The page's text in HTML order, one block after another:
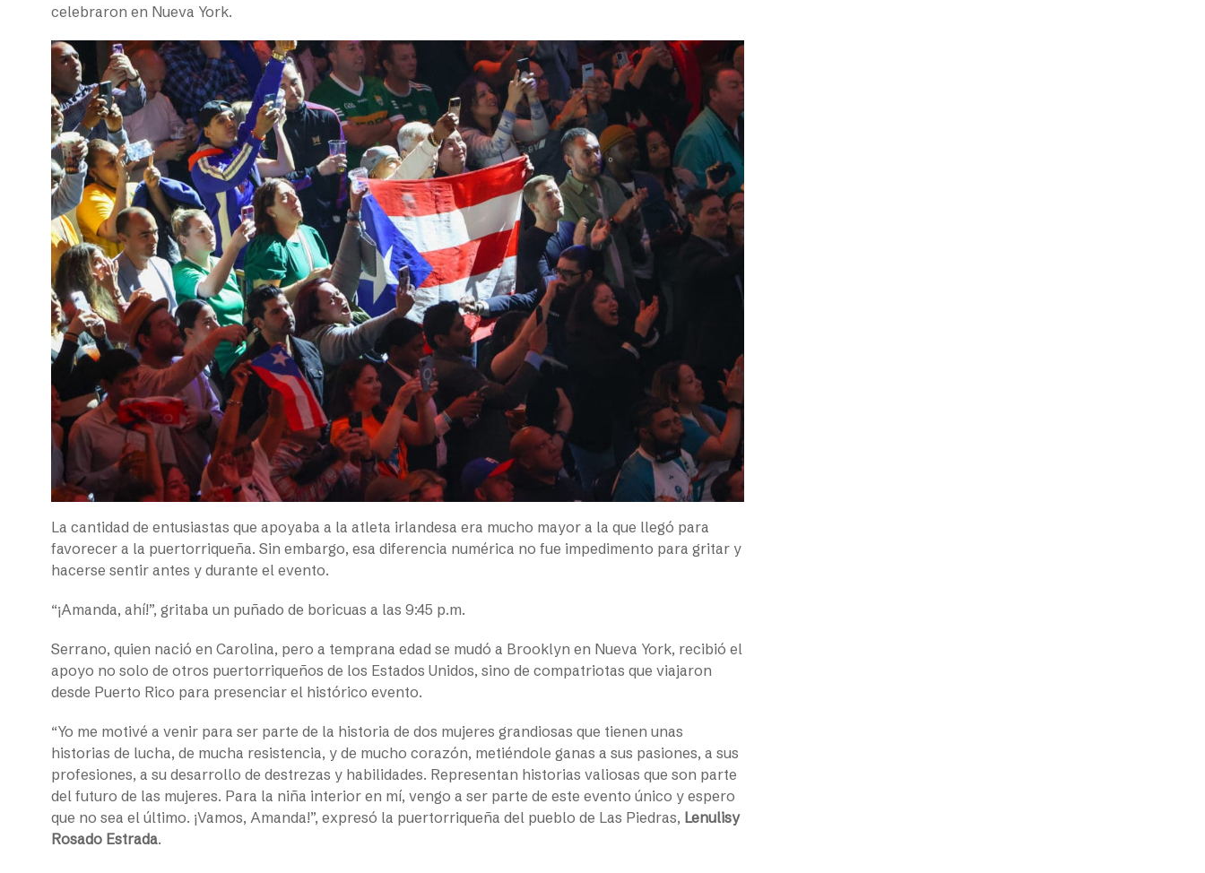
celebraron en Nueva York.
La cantidad de entusiastas que apoyaba a la atleta irlandesa era mucho mayor a la que llegó para
favorecer a la puertorriqueña. Sin embargo, esa diferencia numérica no fue impedimento para gritar y
hacerse sentir antes y durante el evento.
“¡Amanda, ahí!”, gritaba un puñado de boricuas a las 9:45 p.m.
Serrano, quien nació en Carolina, pero a temprana edad se mudó a Brooklyn en Nueva York, recibió el
apoyo no solo de otros puertorriqueños de los Estados Unidos, sino de compatriotas que viajaron
desde Puerto Rico para presenciar el histórico evento.
“Yo me motivé a venir para ser parte de la historia de dos mujeres grandiosas que tienen unas
historias de lucha, de mucha resistencia, y de mucho corazón, metiéndole ganas a sus pasiones, a sus
profesiones, a su desarrollo de destrezas y habilidades. Representan historias valiosas que son parte
del futuro de las mujeres. Para la niña interior en mí, vengo a ser parte de este evento único y espero
que no sea el último. ¡Vamos, Amanda!”, expresó la puertorriqueña del pueblo de Las Piedras, Lenulisy
Rosado Estrada.